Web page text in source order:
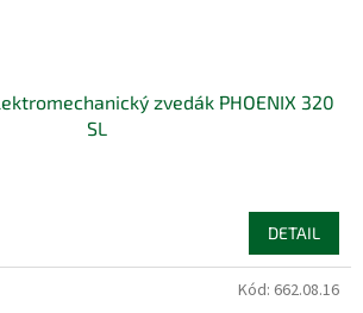
zvedák PHOENIX 320
SL
DETAIL
Kód: 662.08.16